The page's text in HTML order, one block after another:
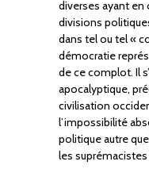
diverses ayant en
divisions
dans tel ou tel «
démocratie
de ce complot. Il
apocalyptique,
civilisation
l’impossibilité
politique autre
les